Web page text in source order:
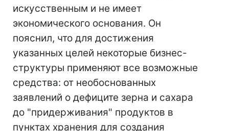
искусственным и не имеет
экономического основания. Он
пояснил, что для достижения
указанных целей некоторые бизнес-
структуры применяют все возможные
средства: от необоснованных
заявлений о дефиците зерна и сахара
до "придерживания" продуктов в
пунктах хранения для создания